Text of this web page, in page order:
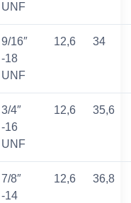
UNF
9/16″
-18
UNF
12,6 34
3/4″
-16
UNF
12,6 35,6
7/8″
-14
12,6 36,8